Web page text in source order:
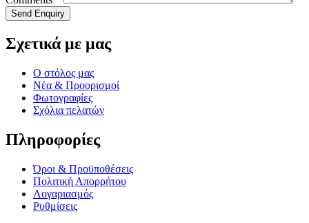
Σχετικά με μας
Ο στόλος μας
Νέα & Προορισμοί
Φωτογραφίες
Σχόλια πελατών
Πληροφορίες
Όροι & Προϋποθέσεις
Πολιτική Απορρήτου
Λογαριασμός
Ρυθμίσεις